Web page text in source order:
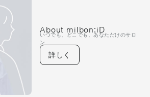
About milbon:iD
いつでも、どこでも、あなただけのサロ
ン
詳しく